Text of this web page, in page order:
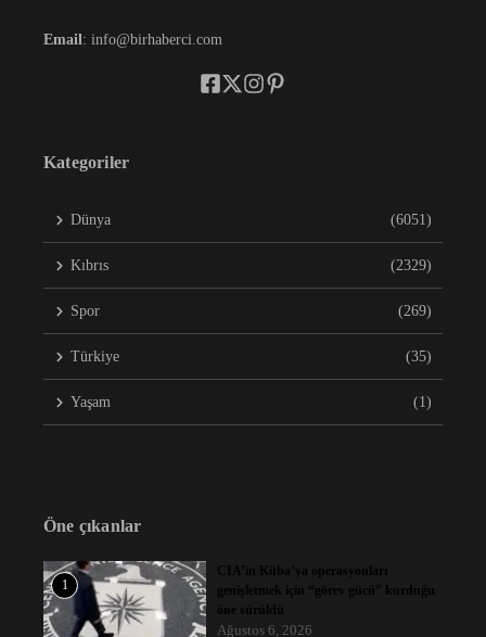
Email: info@birhaberci.com
Kategoriler
Dünya (6051)
Kıbrıs (2329)
Spor (269)
Türkiye (35)
Yaşam (1)
Öne çıkanlar
1
CIA’in Küba’ya operasyonları
genişletmek için “görev gücü” kurduğu
öne sürüldü
Ağustos 6, 2026